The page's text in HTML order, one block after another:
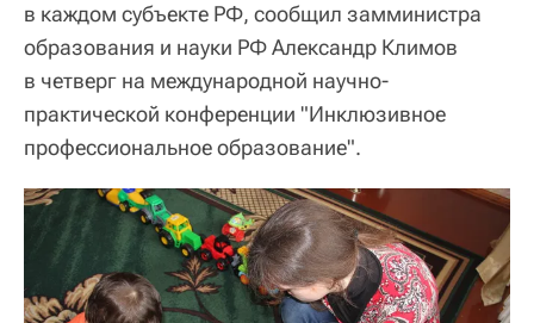
в каждом субъекте РФ, сообщил замминистра
образования и науки РФ Александр Климов
в четверг на международной научно-
практической конференции "Инклюзивное
профессиональное образование".